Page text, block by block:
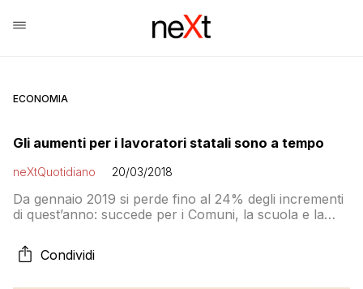
ECONOMIA
Gli aumenti per i lavoratori statali sono a tempo
neXtQuotidiano 20/03/2018
Da gennaio 2019 si perde fino al 24% degli incrementi
di quest’anno: succede per i Comuni, la scuola e la
Condividi